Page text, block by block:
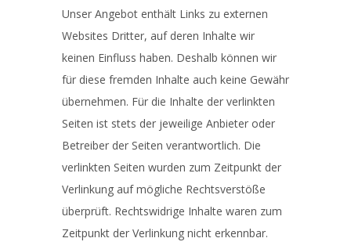
Unser Angebot enthält Links zu externen
Websites Dritter, auf deren Inhalte wir
keinen Einfluss haben. Deshalb können wir
für diese fremden Inhalte auch keine Gewähr
übernehmen. Für die Inhalte der verlinkten
Seiten ist stets der jeweilige Anbieter oder
Betreiber der Seiten verantwortlich. Die
verlinkten Seiten wurden zum Zeitpunkt der
Verlinkung auf mögliche Rechtsverstöße
überprüft. Rechtswidrige Inhalte waren zum
Zeitpunkt der Verlinkung nicht erkennbar.